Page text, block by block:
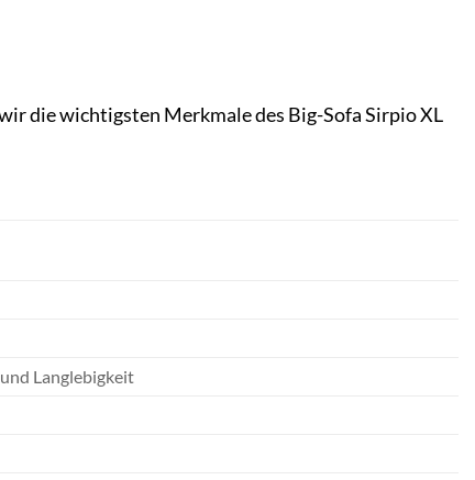
die wichtigsten Merkmale des Big-Sofa Sirpio XL
Langlebigkeit